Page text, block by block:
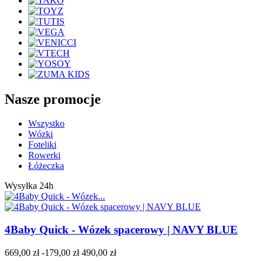
Nasze promocje
Wszystko
Wózki
Foteliki
Rowerki
Łóżeczka
Wysyłka 24h
4Baby Quick - Wózek spacerowy | NAVY BLUE
669,00 zł -179,00 zł 490,00 zł